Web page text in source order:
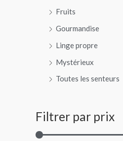
Fruits
Gourmandise
Linge propre
Mystérieux
Toutes les senteurs
Filtrer par prix